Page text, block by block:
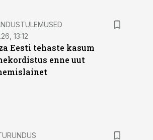
13:12
Eesti tehaste kasum
enne uut